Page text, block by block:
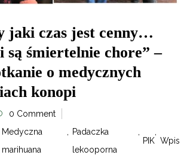
jaki czas jest cenny…
są śmiertelnie chore” –
o medycznych
konopi
0 Comment
Medyczna
marihuana
Padaczka
lekooporna
PIK Wpis